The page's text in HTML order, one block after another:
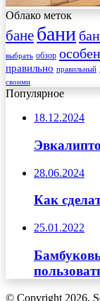
Облако меток
бане бани
выбрать обзор
правильно правильный
своими
Популярное
18.12.2024
28.06.2024
Как
25.01.2022
© Copyright 2026,